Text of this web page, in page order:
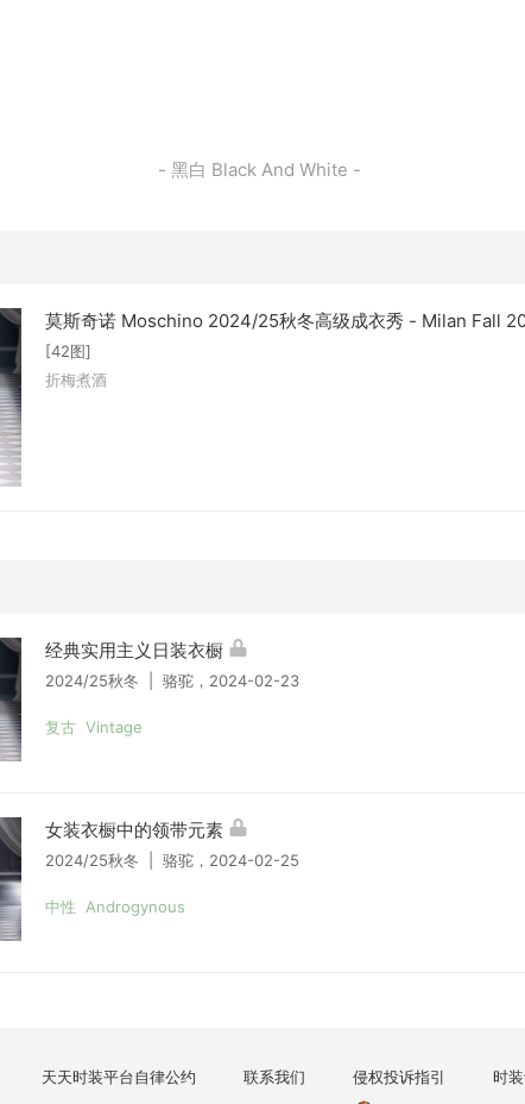
- 黑白 Black And White -
莫斯奇诺 Moschino 2024/25秋冬高级成衣秀 - Milan Fall
[42图]
折梅煮酒
经典实用主义日装衣橱
2024/25秋冬 | 骆驼，2024-02-23
复古 Vintage
女装衣橱中的领带元素
2024/25秋冬 | 骆驼，2024-02-25
中性 Androgynous
天天时装平台自律公约 联系我们 侵权投诉指引 时